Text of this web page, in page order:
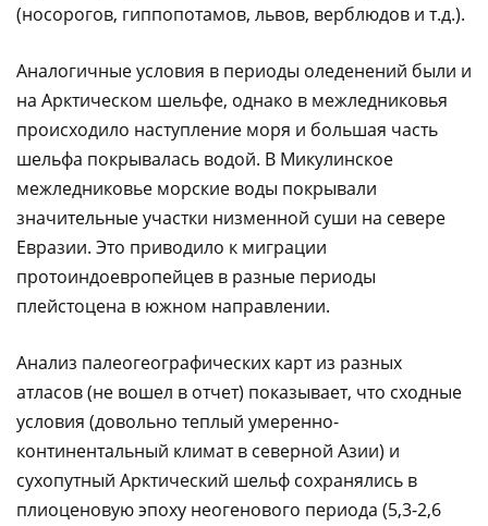
(носорогов, гиппопотамов, львов, верблюдов и т.д.).
Аналогичные условия в периоды оледенений были и
на Арктическом шельфе, однако в межледниковья
происходило наступление моря и большая часть
шельфа покрывалась водой. В Микулинское
межледниковье морские воды покрывали
значительные участки низменной суши на севере
Евразии. Это приводило к миграции
протоиндоевропейцев в разные периоды
плейстоцена в южном направлении.
Анализ палеогеографических карт из разных
атласов (не вошел в отчет) показывает, что сходные
условия (довольно теплый умеренно-
континентальный климат в северной Азии) и
сухопутный Арктический шельф сохранялись в
плиоценовую эпоху неогенового периода (5,3-2,6